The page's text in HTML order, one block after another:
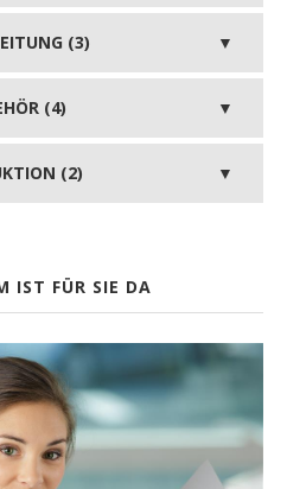
(3)
(4)
(2)
IST FÜR SIE DA